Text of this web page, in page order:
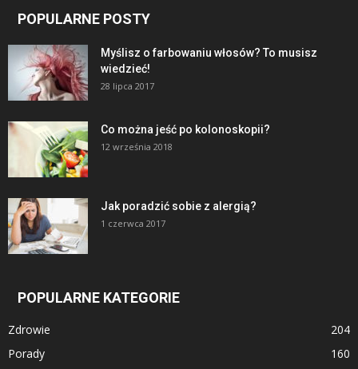
POPULARNE POSTY
Myślisz o farbowaniu włosów? To musisz
wiedzieć!
28 lipca 2017
Co można jeść po kolonoskopii?
12 września 2018
Jak poradzić sobie z alergią?
1 czerwca 2017
POPULARNE KATEGORIE
Zdrowie
204
Porady
160